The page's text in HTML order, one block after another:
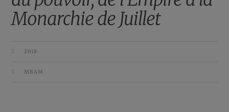
Monarchie de Juillet
2018
MBAM